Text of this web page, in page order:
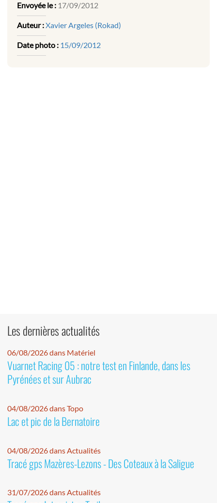
Envoyée le : 17/09/2012
Auteur :Xavier Argeles (Rokad)
Date photo : 15/09/2012
Les dernières actualités
06/08/2026 dans Matériel
Vuarnet Racing 05 : notre test en Finlande, dans les
Pyrénées et sur Aubrac
04/08/2026 dans Topo
Lac et pic de la Bernatoire
04/08/2026 dans Actualités
Tracé gps Mazères-Lezons - Des Coteaux à la Saligue
31/07/2026 dans Actualités